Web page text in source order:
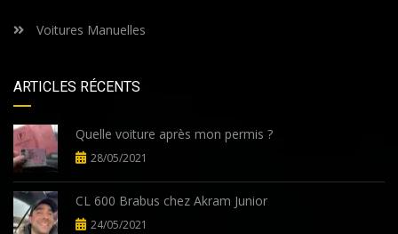
Voitures Manuelles
ARTICLES RÉCENTS
Quelle voiture après mon permis ?
28/05/2021
CL 600 Brabus chez Akram Junior
24/05/2021